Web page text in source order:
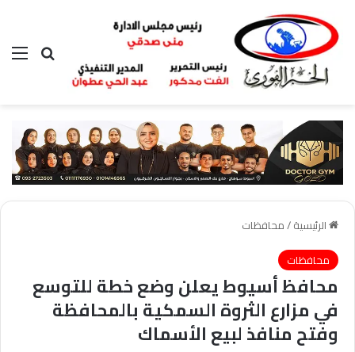
بحث عن
الرئيسية/محافظات
محافظات
محافظ أسيوط يعلن وضع خطة للتوسع
في مزارع الثروة السمكية بالمحافظة
وفتح منافذ لبيع الأسماك